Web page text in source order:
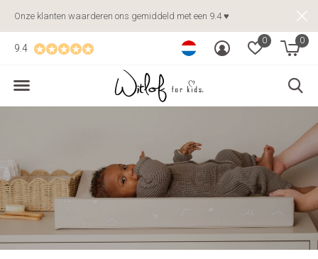
0 0
9.4
Onze klanten waarderen ons gemiddeld met een 9.4 ♥